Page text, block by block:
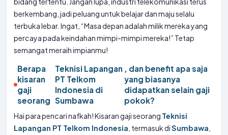
berkembang, jadi peluang untuk belajar dan maju selalu
terbuka lebar. Ingat, “Masa depan adalah milik mereka yang
percaya pada keindahan mimpi-mimpi mereka!” Tetap
semangat meraih impianmu!
Berapa
kisaran
gaji
seorang
Teknisi Lapangan
PT Telkom
Indonesia di
Sumbawa
, dan benefit apa saja
yang biasanya
didapatkan selain gaji
pokok?
Hai para pencari nafkah! Kisaran gaji seorang Teknisi
Lapangan PT Telkom Indonesia , termasuk diSumbawa